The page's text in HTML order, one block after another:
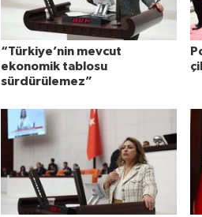
“Türkiye’nin mevcut
ekonomik tablosu
sürdürülemez”